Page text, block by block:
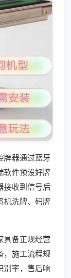
牌器通过蓝牙
软件预设好牌
接收到信号后
机洗牌、码牌
具备正规经营
，施工流程规
别率，售后响